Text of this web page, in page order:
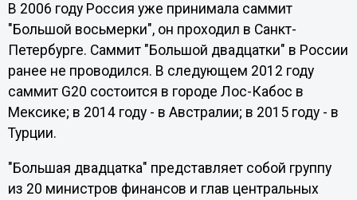
В 2006 году Россия уже принимала саммит
"Большой восьмерки", он проходил в Санкт-
Петербурге. Саммит "Большой двадцатки" в России
ранее не проводился. В следующем 2012 году
саммит G20 состоится в городе Лос-Кабос в
Мексике; в 2014 году - в Австралии; в 2015 году - в
Турции.
"Большая двадцатка" представляет собой группу
из 20 министров финансов и глав центральных